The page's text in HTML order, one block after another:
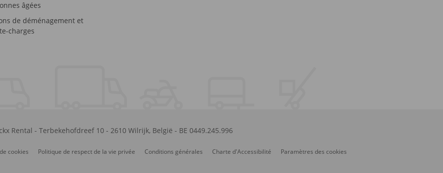
âgées
de déménagement et
charges
Rental - Terbekehofdreef 10- 2610 Wilrijk, België - BE 0449.245.996
cookies Politique de respect de la vie privée Conditions générales Charte d'Accessibilité Paramètres des cookies